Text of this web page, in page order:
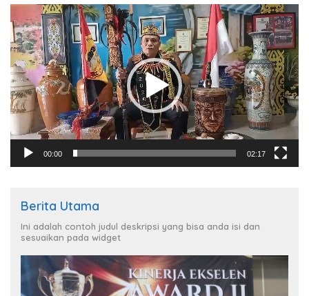
Pemutar
Video
00:00 02:17
Berita Utama
Ini adalah contoh judul deskripsi yang bisa anda isi dan
sesuaikan pada widget